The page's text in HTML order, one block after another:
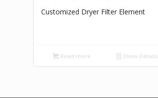
Customized Dryer Filter Element
Read more Show Details